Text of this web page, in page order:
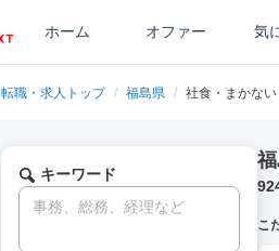
ホーム オファー 気
転職・求人トップ / 福島県 / 社食・まかな
キーワード
こ